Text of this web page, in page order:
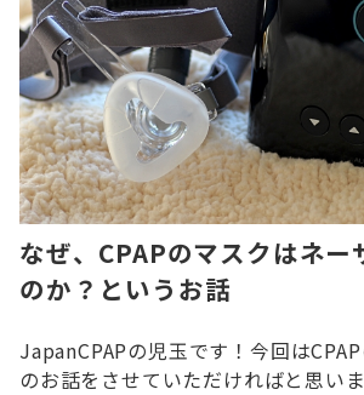
なぜ、CPAPのマスクはネー
のか？というお話
JapanCPAPの児玉です！今回は
のお話をさせていただければと思いま